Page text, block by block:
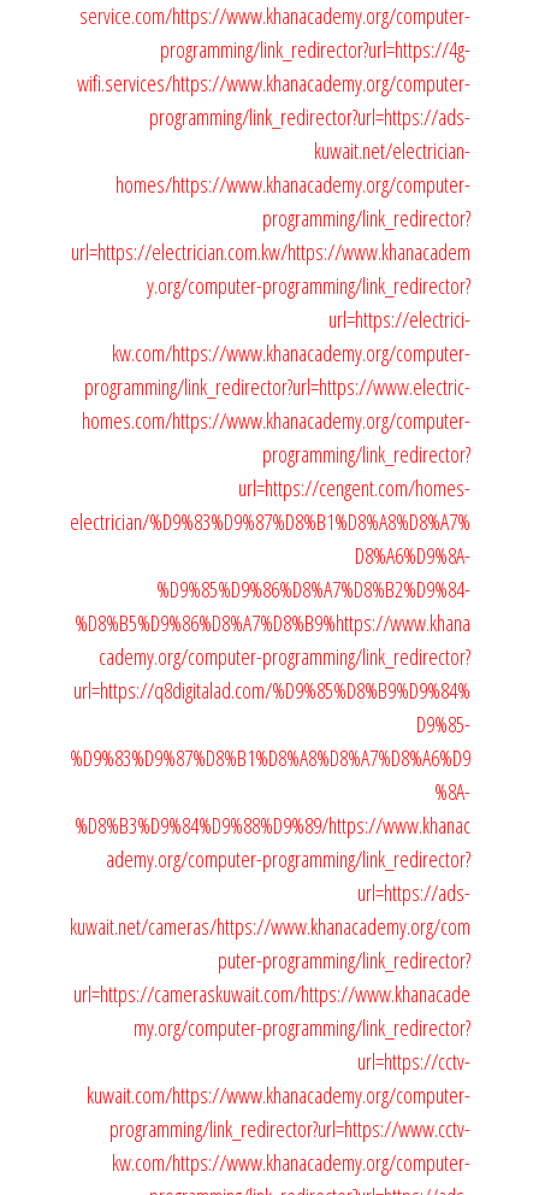
service.com/https://www.khanacademy.org/computer-
programming/link_redirector?url=https://4g-
wifi.services/https://www.khanacademy.org/computer-
programming/link_redirector?url=https://ads-
kuwait.net/electrician-
homes/https://www.khanacademy.org/computer-
programming/link_redirector?
url=https://electrician.com.kw/https://www.khanacadem
y.org/computer-programming/link_redirector?
url=https://electrici-
kw.com/https://www.khanacademy.org/computer-
programming/link_redirector?url=https://www.electric-
homes.com/https://www.khanacademy.org/computer-
programming/link_redirector?
url=https://cengent.com/homes-
electrician/%D9%83%D9%87%D8%B1%D8%A8%D8%A7%
D8%A6%D9%8A-
%D9%85%D9%86%D8%A7%D8%B2%D9%84-
%D8%B5%D9%86%D8%A7%D8%B9%https://www.khana
cademy.org/computer-programming/link_redirector?
url=https://q8digitalad.com/%D9%85%D8%B9%D9%84%
D9%85-
%D9%83%D9%87%D8%B1%D8%A8%D8%A7%D8%A6%D9
%8A-
%D8%B3%D9%84%D9%88%D9%89/https://www.khanac
ademy.org/computer-programming/link_redirector?
url=https://ads-
kuwait.net/cameras/https://www.khanacademy.org/com
puter-programming/link_redirector?
url=https://cameraskuwait.com/https://www.khanacade
my.org/computer-programming/link_redirector?
url=https://cctv-
kuwait.com/https://www.khanacademy.org/computer-
programming/link_redirector?url=https://www.cctv-
kw.com/https://www.khanacademy.org/computer-